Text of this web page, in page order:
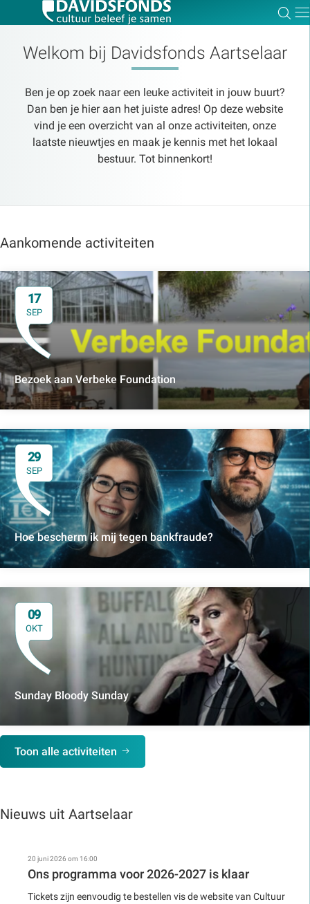
Welkom bij Davidsfonds Aartselaar
Ben je op zoek naar een leuke activiteit in jouw buurt?
Dan ben je hier aan het juiste adres! Op deze website
vind je een overzicht van al onze activiteiten, onze
laatste nieuwtjes en maak je kennis met het lokaal
bestuur. Tot binnenkort!
Aankomende activiteiten
17
SEP
Bezoek aan Verbeke Foundation
29
SEP
Hoe bescherm ik mij tegen bankfraude?
09
OKT
Sunday Bloody Sunday
Toon alle activiteiten
Nieuws uit Aartselaar
20 juni 2026 om 16:00
Ons programma voor 2026-2027 is klaar
Tickets zijn eenvoudig te bestellen vis de website van Cultuur
Zoeken